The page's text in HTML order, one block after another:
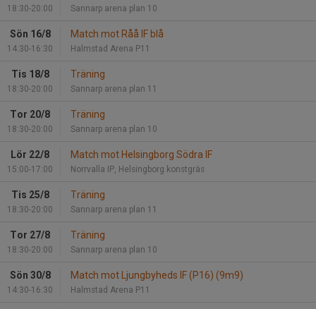
18:30-20:00 Sannarp arena plan 10
Sön 16/8
14:30-16:30
Match mot Råå IF blå
Halmstad Arena P11
Tis 18/8
18:30-20:00
Träning
Sannarp arena plan 11
Tor 20/8
18:30-20:00
Träning
Sannarp arena plan 10
Lör 22/8
15:00-17:00
Match mot Helsingborg Södra IF
Norrvalla IP, Helsingborg konstgräs
Tis 25/8
18:30-20:00
Träning
Sannarp arena plan 11
Tor 27/8
18:30-20:00
Träning
Sannarp arena plan 10
Sön 30/8
14:30-16:30
Match mot Ljungbyheds IF (P16) (9m9)
Halmstad Arena P11